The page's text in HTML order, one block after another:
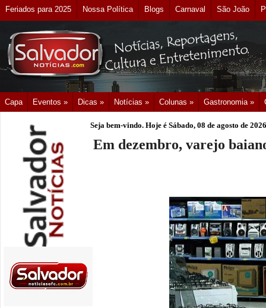
Feriados para 2025 Nossa Política Blogs Carnaval São João
Capa Eventos » Dicas » Notícias » Colunas » Gastronomia »
Seja bem-vindo. Hoje é Sábado, 08 de agosto de 2026
Em dezembro, varejo